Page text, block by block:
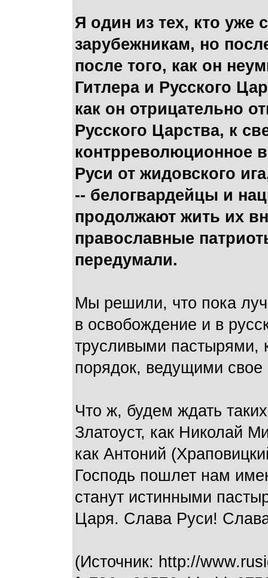
Я один из тех, кто уже
зарубежникам, но
после того, как он
Гитлера и Русского
как он отрицательно
Русского Царства, к
контрреволюционное
Руси от жидовского
-- белогвардейцы и
продолжают жить их
православные
передумали.
Мы решили, что пока
в освобождение и в
трусливыми пастырями,
порядок, ведущими свое
Что ж, будем ждать
Златоуст, как Николай
как Антоний
Господь пошлет нам
станут истинными
Царя. Слава Руси!
(Источник: http://